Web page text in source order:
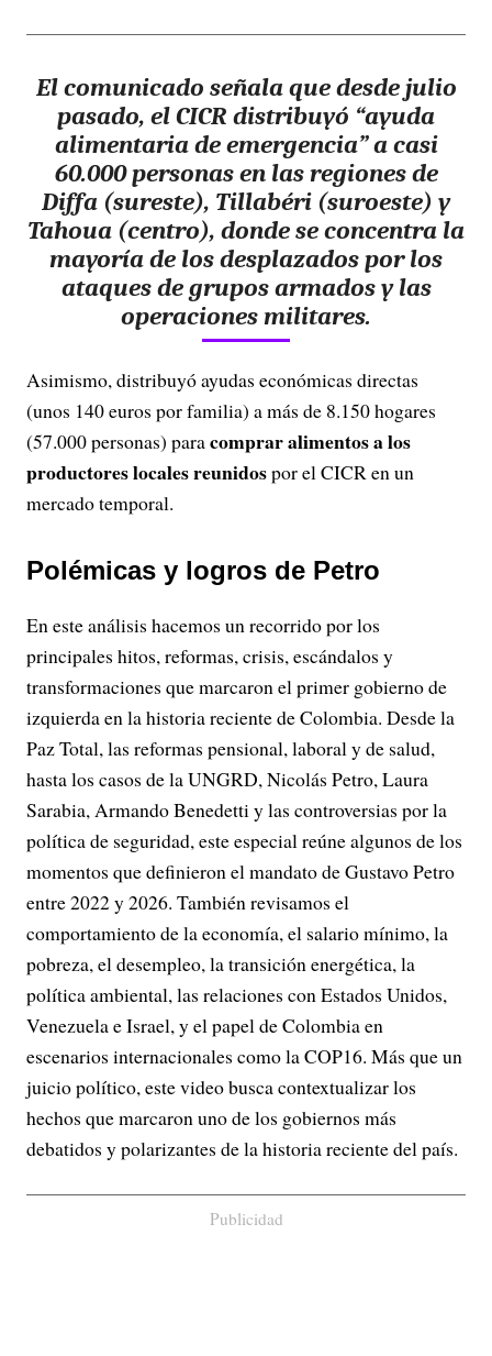
El comunicado señala que desde julio
pasado, el CICR distribuyó “ayuda
alimentaria de emergencia” a casi
60.000 personas en las regiones de
Diffa (sureste), Tillabéri (suroeste) y
Tahoua (centro), donde se concentra la
mayoría de los desplazados por los
ataques de grupos armados y las
operaciones militares.
Asimismo, distribuyó ayudas económicas directas
(unos 140 euros por familia) a más de 8.150 hogares
(57.000 personas) paracomprar alimentos a los
productores locales reunidospor el CICR en un
mercado temporal.
Polémicas y logros de Petro
En este análisis hacemos un recorrido por los
principales hitos, reformas, crisis, escándalos y
transformaciones que marcaron el primer gobierno de
izquierda en la historia reciente de Colombia. Desde la
Paz Total, las reformas pensional, laboral y de salud,
hasta los casos de la UNGRD, Nicolás Petro, Laura
Sarabia, Armando Benedetti y las controversias por la
política de seguridad, este especial reúne algunos de los
momentos que definieron el mandato de Gustavo Petro
entre 2022 y 2026. También revisamos el
comportamiento de la economía, el salario mínimo, la
pobreza, el desempleo, la transición energética, la
política ambiental, las relaciones con Estados Unidos,
Venezuela e Israel, y el papel de Colombia en
escenarios internacionales como la COP16. Más que un
juicio político, este video busca contextualizar los
hechos que marcaron uno de los gobiernos más
debatidos y polarizantes de la historia reciente del país.
Publicidad